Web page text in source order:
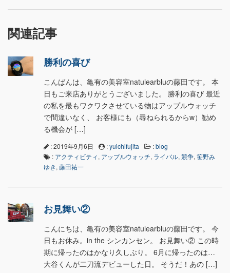
関連記事
勝利の喜び
こんばんは、亀有の美容室natulearbluの藤田です。 本
日もご来店ありがとうございました。 勝利の喜び 最近
の私を最もワクワクさせている物はアップルウォッチ
で間違いなく、 お客様にも（尋ねられるからw）勧め
る機会が […]
: 2019年9月6日 :yuichifujita :blog
: アクティビティ, アップルウォッチ, ライバル, 競争, 笹野み
ゆき, 藤田祐一
お見舞い②
こんにちは、亀有の美容室natulearbluの藤田です。 今
日もお休み。in the シンカンセン。 お見舞い② この時
期に帰ったのはかなり久しぶり。 6月に帰ったのは…
大谷くんが二刀流デビューした日。 そうだ！あの […]